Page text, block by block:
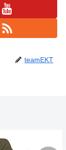
teamEKT